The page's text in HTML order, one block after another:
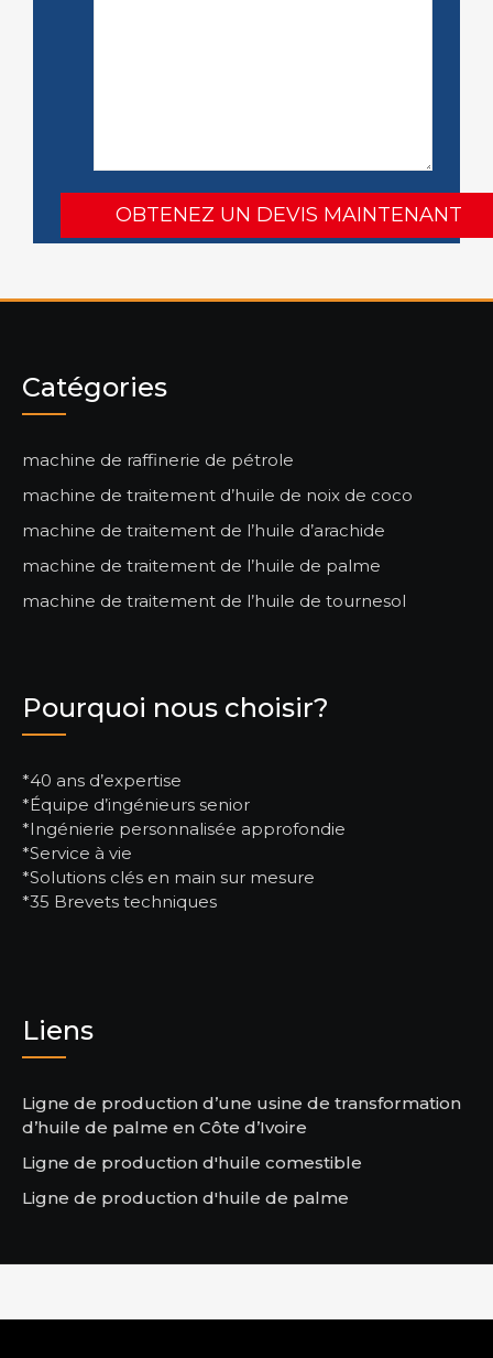
Catégories
machine de raffinerie de pétrole
machine de traitement d’huile de noix de coco
machine de traitement de l’huile d’arachide
machine de traitement de l’huile de palme
machine de traitement de l’huile de tournesol
Pourquoi nous choisir?
*40 ans d’expertise
*Équipe d’ingénieurs senior
*Ingénierie personnalisée approfondie
*Service à vie
*Solutions clés en main sur mesure
*35 Brevets techniques
Liens
Ligne de production d’une usine de transformation
d’huile de palme en Côte d’Ivoire
Ligne de production d'huile comestible
Ligne de production d'huile de palme